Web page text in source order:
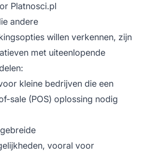
Platnosci.pl
andere
willen verkennen, zijn
met uiteenlopende
kleine bedrijven die een
sale (POS) oplossing nodig
vooral voor